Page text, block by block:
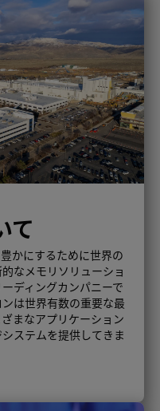
て
かにするために世界の
なメモリソリューショ
ディングカンパニーで
は世界有数の重要な最
まなアプリケーション
ステムを提供してきま